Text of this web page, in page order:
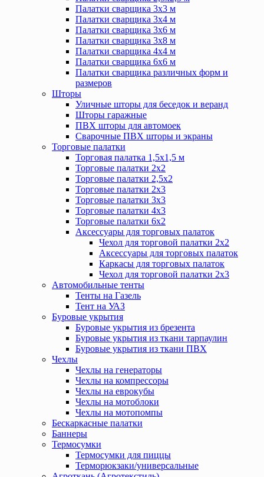
Палатки сварщика 3х3 м
Палатки сварщика 3х4 м
Палатки сварщика 3х6 м
Палатки сварщика 3х8 м
Палатки сварщика 4х4 м
Палатки сварщика 6х6 м
Палатки сварщика различных форм и
размеров
Шторы
Уличные шторы для беседок и веранд
Шторы гаражные
ПВХ шторы для автомоек
Сварочные ПВХ шторы и экраны
Торговые палатки
Торговая палатка 1,5х1,5 м
Торговые палатки 2х2
Торговые палатки 2,5х2
Торговые палатки 2х3
Торговые палатки 3х3
Торговые палатки 4х3
Торговые палатки 6х2
Аксессуары для торговых палаток
Чехол для торговой палатки 2х2
Аксессуары для торговых палаток
Каркасы для торговых палаток
Чехол для торговой палатки 2х3
Автомобильные тенты
Тенты на Газель
Тент на УАЗ
Буровые укрытия
Буровые укрытия из брезента
Буровые укрытия из ткани тарпаулин
Буровые укрытия из ткани ПВХ
Чехлы
Чехлы на генераторы
Чехлы на компрессоры
Чехлы на еврокубы
Чехлы на мотоблоки
Чехлы на мотопомпы
Бескаркасные палатки
Баннеры
Термосумки
Термосумки для пиццы
Терморюкзаки/универсальные